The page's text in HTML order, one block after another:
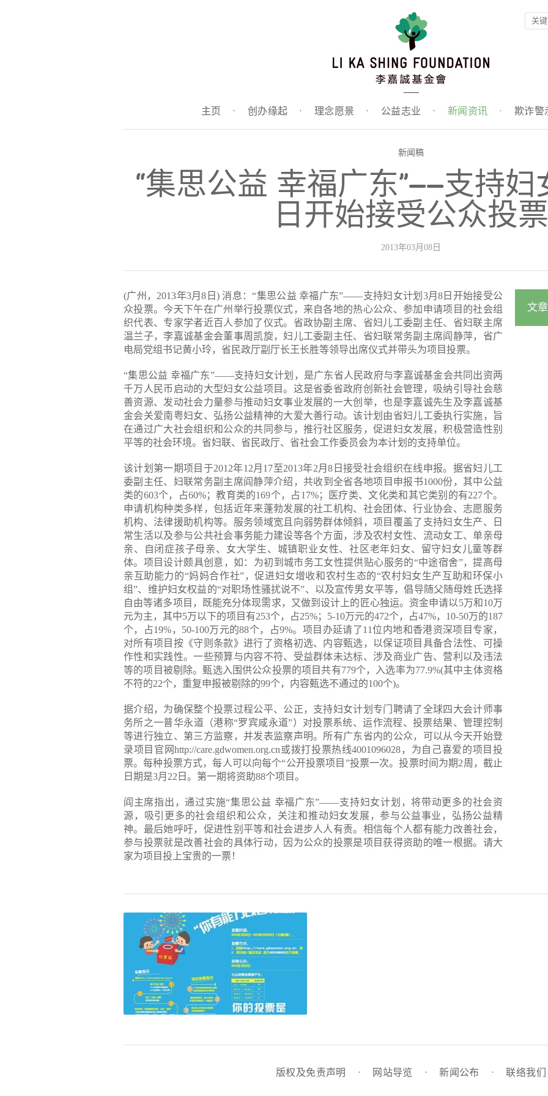
主页 · 创办缘起 · 理念愿景 · 公益志业 · 新闻资讯 · 欺诈警
新闻稿
“集思公益 幸福广东”——支持妇
日开始接受公众投票
2013年03月08日
(广州，2013年3月8日) 消息：“集思公益 幸福广东”——支持妇女计划3月8日开始接受公
众投票。今天下午在广州举行投票仪式，来自各地的热心公众、参加申请项目的社会组
织代表、专家学者近百人参加了仪式。省政协副主席、省妇儿工委副主任、省妇联主席
温兰子，李嘉诚基金会董事周凯旋，妇儿工委副主任、省妇联常务副主席阎静萍，省广
电局党组书记黄小玲，省民政厅副厅长王长胜等领导出席仪式并带头为项目投票。
“集思公益 幸福广东”——支持妇女计划，是广东省人民政府与李嘉诚基金会共同出资两
千万人民币启动的大型妇女公益项目。这是省委省政府创新社会管理，吸纳引导社会慈
善资源、发动社会力量参与推动妇女事业发展的一大创举，也是李嘉诚先生及李嘉诚基
金会关爱南粤妇女、弘扬公益精神的大爱大善行动。该计划由省妇儿工委执行实施，旨
在通过广大社会组织和公众的共同参与，推行社区服务，促进妇女发展，积极营造性别
平等的社会环境。省妇联、省民政厅、省社会工作委员会为本计划的支持单位。
该计划第一期项目于2012年12月17至2013年2月8日接受社会组织在线申报。据省妇儿工
委副主任、妇联常务副主席阎静萍介绍，共收到全省各地项目申报书1000份，其中公益
类的603个，占60%；教育类的169个，占17%；医疗类、文化类和其它类别的有227个。
申请机构种类多样，包括近年来蓬勃发展的社工机构、社会团体、行业协会、志愿服务
机构、法律援助机构等。服务领域宽且向弱势群体倾斜，项目覆盖了支持妇女生产、日
常生活以及参与公共社会事务能力建设等各个方面，涉及农村女性、流动女工、单亲母
亲、自闭症孩子母亲、女大学生、城镇职业女性、社区老年妇女、留守妇女儿童等群
体。项目设计颇具创意，如：为初到城市务工女性提供贴心服务的“中途宿舍”，提高母
亲互助能力的“妈妈合作社”，促进妇女增收和农村生态的“农村妇女生产互助和环保小
组”、维护妇女权益的“对职场性骚扰说不”、以及宣传男女平等，倡导随父随母姓氏选择
自由等诸多项目，既能充分体现需求，又做到设计上的匠心独运。资金申请以5万和10万
元为主，其中5万以下的项目有253个，占25%；5-10万元的472个，占47%，10-50万的187
个，占19%，50-100万元的88个，占9%。项目办延请了11位内地和香港资深项目专家，
对所有项目按《守则条款》进行了资格初选、内容甄选，以保证项目具备合法性、可操
作性和实践性。一些预算与内容不符、受益群体未达标、涉及商业广告、营利以及违法
等的项目被剔除。甄选入围供公众投票的项目共有779个，入选率为77.9%(其中主体资格
不符的22个，重复申报被剔除的99个，内容甄选不通过的100个)。
据介绍，为确保整个投票过程公平、公正，支持妇女计划专门聘请了全球四大会计师事
务所之一普华永道（港称“罗宾咸永道”）对投票系统、运作流程、投票结果、管理控制
等进行独立、第三方监察，并发表监察声明。所有广东省内的公众，可以从今天开始登
录项目官网http://care.gdwomen.org.cn或拨打投票热线4001096028，为自己喜爱的项目投
票。每种投票方式，每人可以向每个“公开投票项目”投票一次。投票时间为期2周，截止
日期是3月22日。第一期将资助88个项目。
阎主席指出，通过实施“集思公益 幸福广东”——支持妇女计划，将带动更多的社会资
源，吸引更多的社会组织和公众，关注和推动妇女发展，参与公益事业，弘扬公益精
神。最后她呼吁，促进性别平等和社会进步人人有责。相信每个人都有能力改善社会，
参与投票就是改善社会的具体行动，因为公众的投票是项目获得资助的唯一根据。请大
家为项目投上宝贵的一票！
文
版权及免责声明 · 网站导览 · 新闻公布 · 联络我们